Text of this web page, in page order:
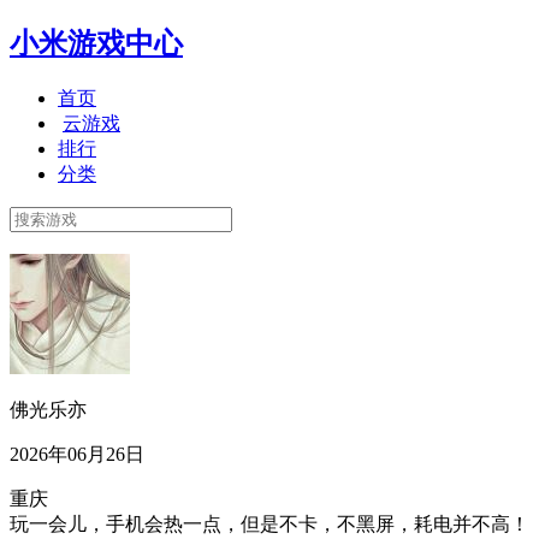
小米游戏中心
首页
云游戏
排行
分类
佛光乐亦
2026年06月26日
重庆
玩一会儿，手机会热一点，但是不卡，不黑屏，耗电并不高！